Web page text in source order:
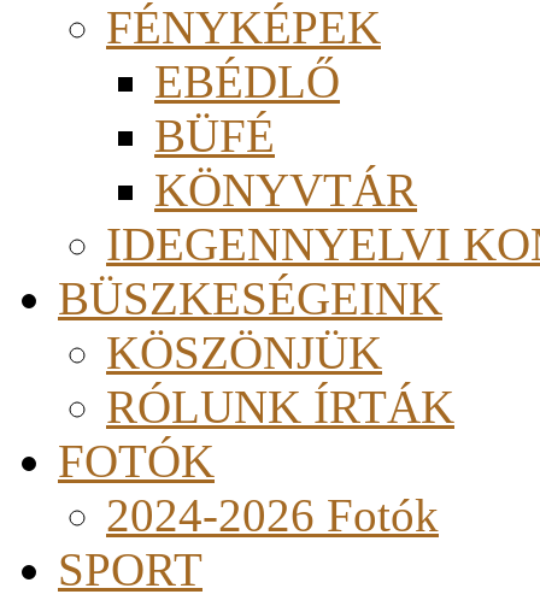
FÉNYKÉPEK
EBÉDLŐ
BÜFÉ
KÖNYVTÁR
IDEGENNYELVI
BÜSZKESÉGEINK
KÖSZÖNJÜK
RÓLUNK ÍRTÁK
FOTÓK
2024-2026 Fotók
SPORT